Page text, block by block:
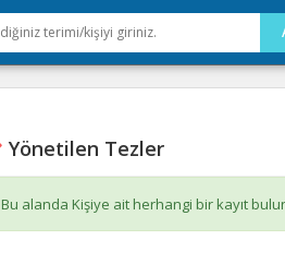
Yönetilen Tezler
Bu alanda Kişiye ait herhangi bir kayıt